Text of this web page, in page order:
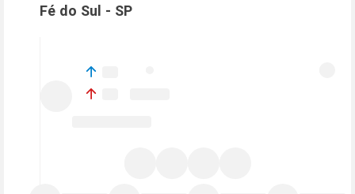
Fé do Sul - SP